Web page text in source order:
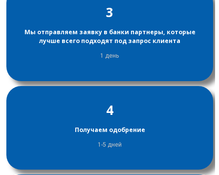
3
Мы отправляем заявку в банки партнеры, которые
лучше всего подходят под запрос клиента
1 день
4
Получаем одобрение
1-5 дней